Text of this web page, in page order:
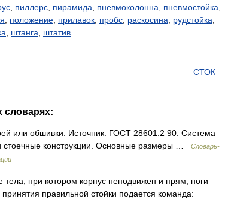
пиллерс пирамида пневмоколонна пневмостойка
положение прилавок пробс раскосина рудстойка
штанга штатив
СТОК
словарях:
или обшивки. Источник: ГОСТ 28601.2 90: Система
конструкции. Основные размеры …
Словарь-
при котором корпус неподвижен и прям, ноги
правильной стойки подается команда: